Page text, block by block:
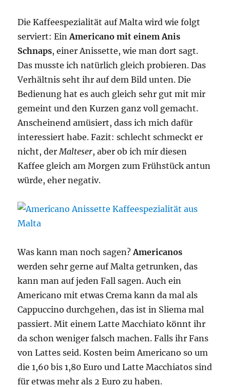
Die Kaffeespezialität auf Malta wird wie folgt
serviert: EinAmericano mit einem Anis
Schnaps, einer Anissette, wie man dort sagt.
Das musste ich natürlich gleich probieren. Das
Verhältnis seht ihr auf dem Bild unten. Die
Bedienung hat es auch gleich sehr gut mit mir
gemeint und den Kurzen ganz voll gemacht.
Anscheinend amüsiert, dass ich mich dafür
interessiert habe. Fazit: schlecht schmeckt er
nicht, der Malteser, aber ob ich mir diesen
Kaffee gleich am Morgen zum Frühstück antun
würde, eher negativ.
Was kann man noch sagen?Americanos
werden sehr gerne auf Malta getrunken, das
kann man auf jeden Fall sagen. Auch ein
Americano mit etwas Crema kann da mal als
Cappuccino durchgehen, das ist in Sliema mal
passiert. Mit einem Latte Macchiato könnt ihr
da schon weniger falsch machen. Falls ihr Fans
von Lattes seid. Kosten beim Americano so um
die 1,60 bis 1,80 Euro und Latte Macchiatos sind
für etwas mehr als 2 Euro zu haben.